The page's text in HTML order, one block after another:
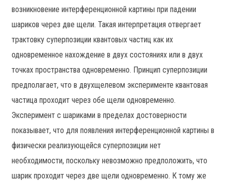
возникновение интерференционной картины при падении
шариков через две щели. Такая интерпретация отвергает
трактовку суперпозиции квантовых частиц как их
одновременное нахождение в двух состояниях или в двух
точках пространства одновременно. Принцип суперпозиции
предполагает, что в двухщелевом эксперименте квантовая
частица проходит через обе щели одновременно.
Эксперимент с шариками в пределах достоверности
показывает, что для появления интерференционной картины в
физически реализующейся суперпозиции нет
необходимости, поскольку невозможно предположить, что
шарик проходит через две щели одновременно. К тому же